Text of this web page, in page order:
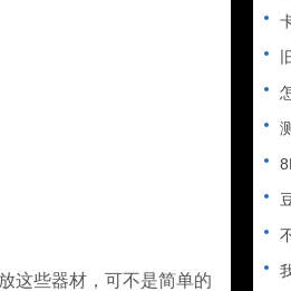
这些器材，可不是简单的
卡